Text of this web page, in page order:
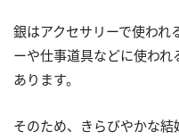
銀はアクセサリーで使われ
ーや仕事道具などに使わ
あります。
そのため、きらびやかな結